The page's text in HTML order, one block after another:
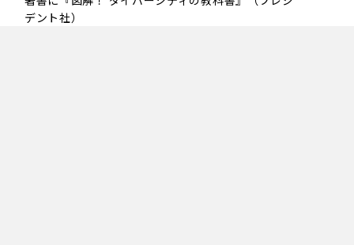
デント社）